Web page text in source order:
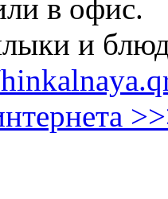
в офис.
и